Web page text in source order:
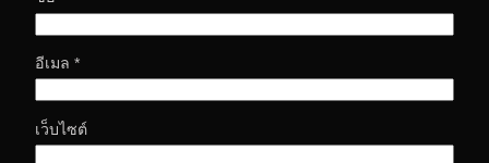
อีเมล *
เว็บไซต์